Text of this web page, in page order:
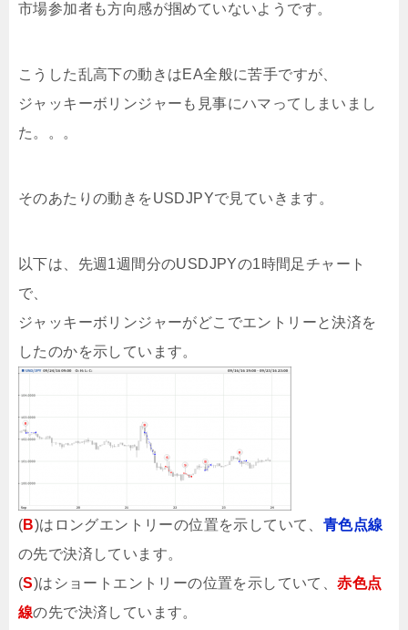
市場参加者も方向感が掴めていないようです。
こうした乱高下の動きはEA全般に苦手ですが、
ジャッキーボリンジャーも見事にハマってしまいまし
た。。。
そのあたりの動きをUSDJPYで見ていきます。
以下は、先週1週間分のUSDJPYの1時間足チャート
で、
ジャッキーボリンジャーがどこでエントリーと決済を
したのかを示しています。
(B)はロングエントリーの位置を示していて、 青色点線
の先で決済しています。
(S)はショートエントリーの位置を示していて、赤色点
線の先で決済しています。